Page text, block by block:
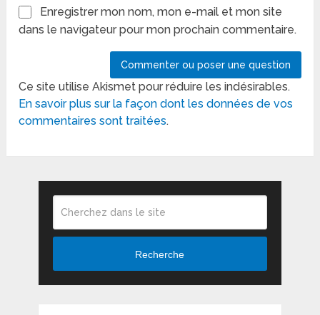
Enregistrer mon nom, mon e-mail et mon site
dans le navigateur pour mon prochain commentaire.
Ce site utilise Akismet pour réduire les indésirables.
En savoir plus sur la façon dont les données de vos
commentaires sont traitées.
Recherche